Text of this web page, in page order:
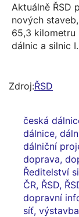
Aktuálně ŘSD
nových
65,3 kilometru
dálnic a silnic
Zdroj:ŘSD
česká
dálnice,
dálniční
doprava,
Ředitelství
ČR, ŘSD,
dopravní
síť, výstavba